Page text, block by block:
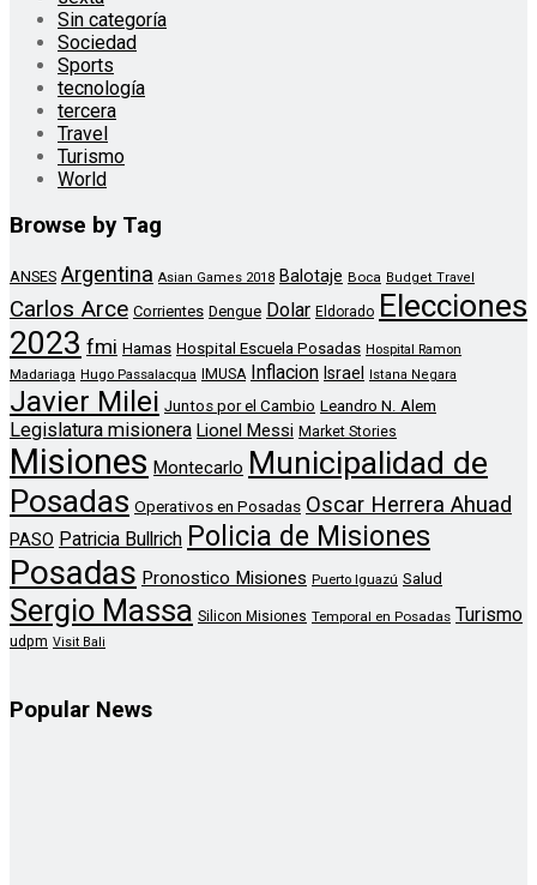
Sin categoría
Sociedad
Sports
tecnología
tercera
Travel
Turismo
World
Browse by Tag
ANSES Argentina Asian Games 2018 Balotaje Boca Budget Travel
Carlos Arce Corrientes Dengue Dolar Eldorado Elecciones
2023 fmi Hamas Hospital Escuela Posadas Hospital Ramon
Madariaga Hugo Passalacqua IMUSA Inflacion Israel Istana Negara
Javier Milei Juntos por el Cambio Leandro N. Alem
Legislatura misionera Lionel Messi Market Stories
Misiones Montecarlo Municipalidad de
Posadas Operativos en Posadas Oscar Herrera Ahuad
PASO Patricia Bullrich Policia de Misiones
Posadas Pronostico Misiones Puerto Iguazú Salud
Sergio Massa Silicon Misiones Temporal en Posadas Turismo
udpm Visit Bali
Popular News